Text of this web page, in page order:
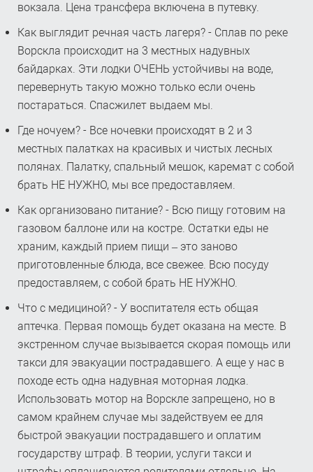
вокзала. Цена трансфера включена в путевку.
Как выглядит речная часть лагеря? - Сплав по реке
Ворскла происходит на 3 местных надувных
байдарках. Эти лодки ОЧЕНЬ устойчивы на воде,
перевернуть такую можно только если очень
постараться. Спасжилет выдаем мы.
Где ночуем? - Все ночевки происходят в 2 и 3
местных палатках на красивых и чистых лесных
полянах. Палатку, спальный мешок, каремат с собой
брать НЕ НУЖНО, мы все предоставляем.
Как организовано питание? - Всю пищу готовим на
газовом баллоне или на костре. Остатки еды не
храним, каждый прием пищи – это заново
приготовленные блюда, все свежее. Всю посуду
предоставляем, с собой брать НЕ НУЖНО.
Что с медициной? - У воспитателя есть общая
аптечка. Первая помощь будет оказана на месте. В
экстренном случае вызывается скорая помощь или
такси для эвакуации пострадавшего. А еще у нас в
походе есть одна надувная моторная лодка.
Использовать мотор на Ворскле запрещено, но в
самом крайнем случае мы задействуем ее для
быстрой эвакуации пострадавшего и оплатим
государству штраф. В теории, услуги такси и